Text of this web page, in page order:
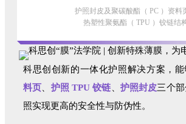
护照封皮及聚碳酸酯（ PC ）资料
热塑性聚氨酯（ TPU ）铰链结
科思创创新的一体化护照解决方案，能
料页
护照 TPU 铰链 护照封皮三个
照实现更高的安全性与防伪性。